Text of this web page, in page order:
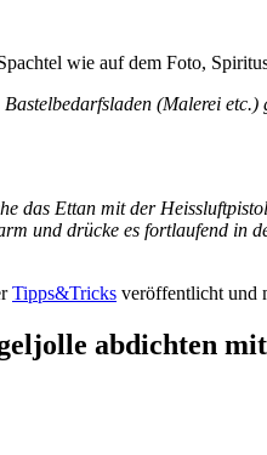
wie auf dem Foto,
(Malerei
das Ettan mit der
und drücke es fortlaufend in
Tipps&Tricks veröffentlicht und
abdichten